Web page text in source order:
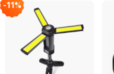
-11%